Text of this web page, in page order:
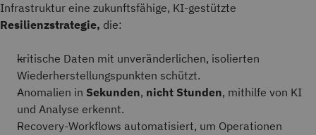
Infrastruktur eine zukunftsfähige, KI-gestützte
Resilienzstrategie, die:
kritische Daten mit unveränderlichen, isolierten
Wiederherstellungspunkten schützt.
Anomalien in Sekunden, nicht Stunden, mithilfe von KI
und Analyse erkennt.
Recovery-Workflows automatisiert, um Operationen